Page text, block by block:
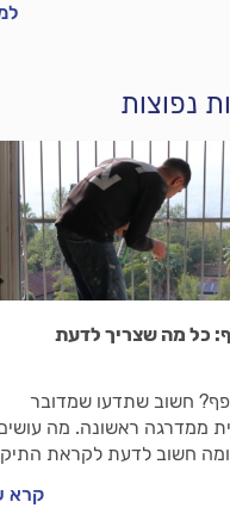
נפוצות
כל מה שצריך לדעת
חשוב שתדעו שמדובר
ממדרגה ראשונה. מה
חשוב לדעת לקראת
קרא